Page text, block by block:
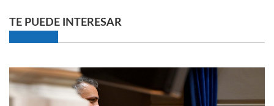
TE PUEDE INTERESAR